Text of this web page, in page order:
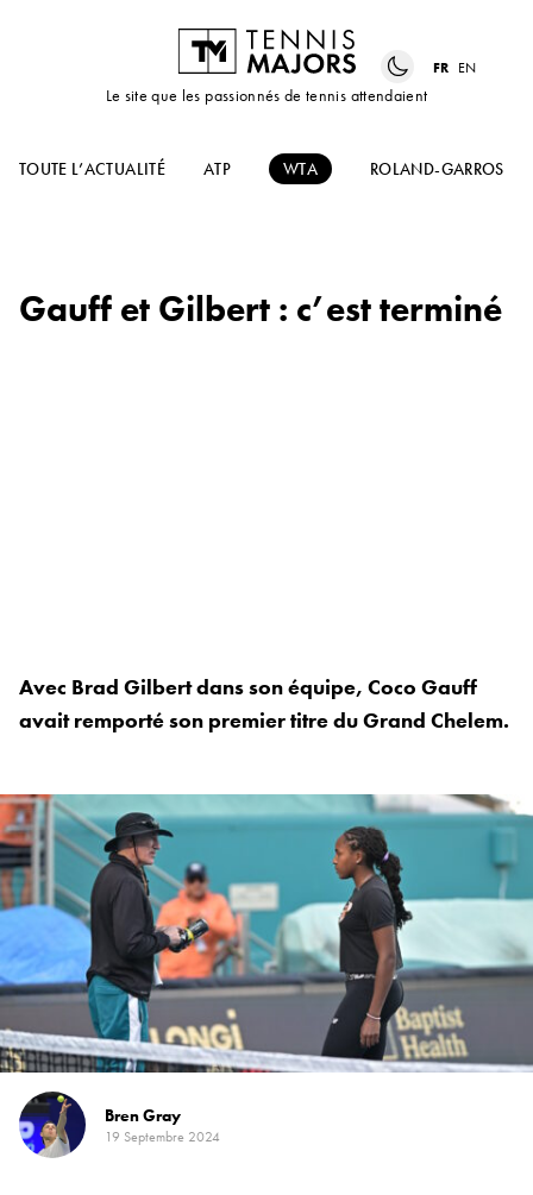
Le site que les passionnés de tennis attendaient
FR EN
TOUTE L’ACTUALITÉ ATP WTA ROLAND-GARROS
Gauff et Gilbert : c’est terminé
Avec Brad Gilbert dans son équipe, Coco Gauff
avait remporté son premier titre du Grand Chelem.
Bren Gray
19 Septembre 2024